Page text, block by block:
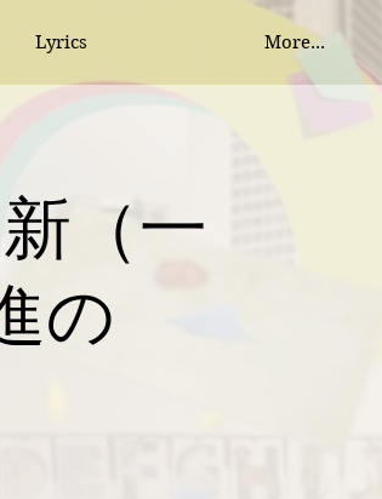
Lyrics More...
（一
の